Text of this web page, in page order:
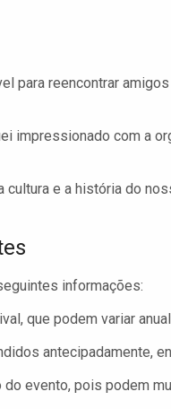
para reencontrar
impressionado com a
cultura e a história do
informações:
que podem variar
antecipadamente,
evento, pois podem